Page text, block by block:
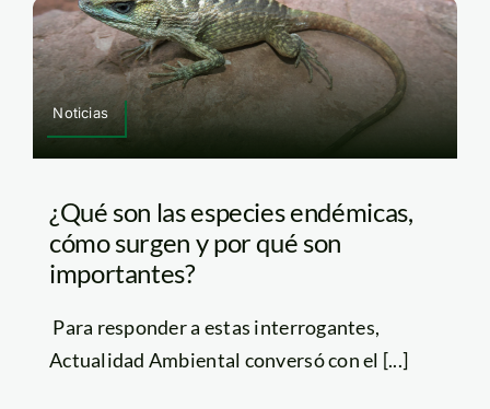
Noticias
¿Qué son las especies endémicas,
cómo surgen y por qué son
importantes?
Para responder a estas interrogantes,
Actualidad Ambiental conversó con el [...]